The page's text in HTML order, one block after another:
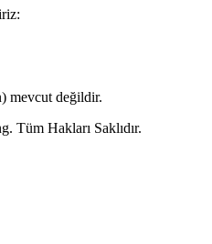
mevcut değildir.
Tüm Hakları Saklıdır.